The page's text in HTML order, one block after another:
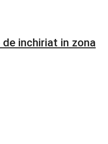
inchiriat in zona